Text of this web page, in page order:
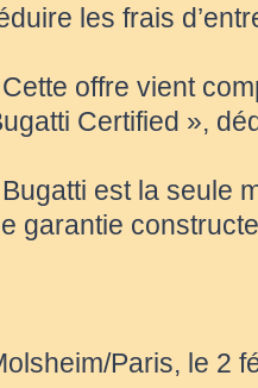
les frais
Cette offre vient
Certified »,
Bugatti est la seule
garantie
Paris, le 2